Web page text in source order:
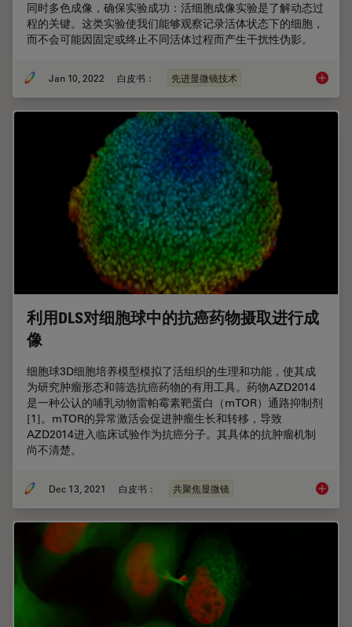
同时多色成像，确保实验成功：活细胞成像实验是了解动态过
程的关键。这类实验使我们能够观察记录活体状态下的细胞，
而不会可能因固定或终止不同活体过程而产生干扰性伪影。
Jan 10, 2022 白皮书： 先进显微镜技术 多通道
利用DLS对细胞球中的抗癌药物摄取进行成
像
细胞球3D细胞培养模型模拟了活组织的生理和功能，使其成
为研究肿瘤形态和筛选抗癌药物的有用工具。药物AZD2014
是一种公认的哺乳动物雷帕霉素靶蛋白（mTOR）通路抑制剂
[1]。mTOR的异常激活会促进肿瘤生长和转移，导致
AZD2014进入临床试验作为抗癌分子。其具体的抗肿瘤机制
尚不清楚。
Dec 13, 2021 白皮书： 共聚焦显微镜 利用